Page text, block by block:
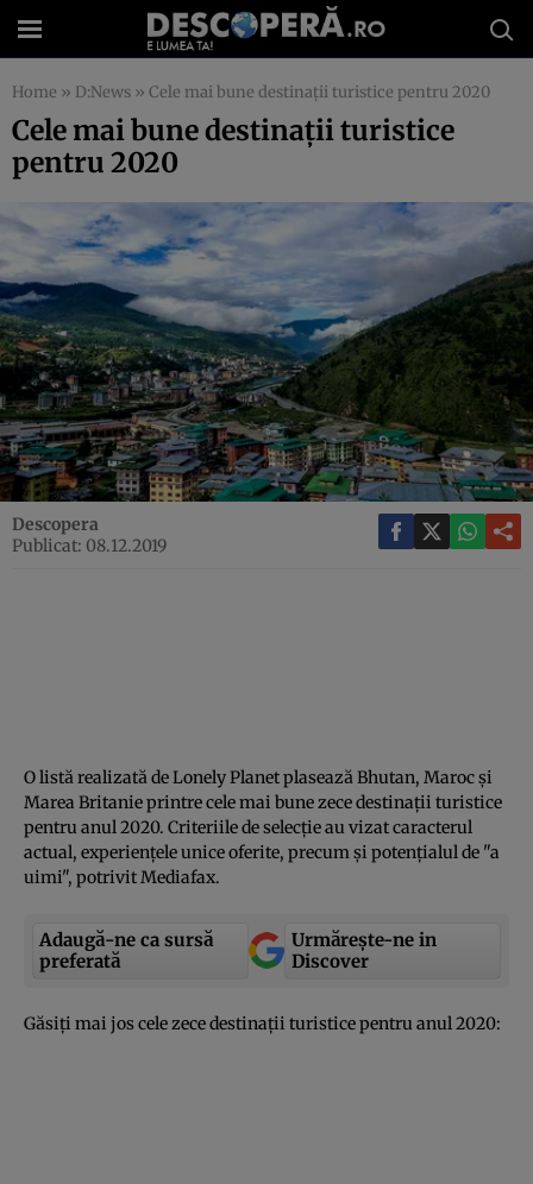
Home » D:News » Cele mai bune destinaţii turistice pentru 2020
Cele mai bune destinaţii turistice
pentru 2020
Descopera
Publicat: 08.12.2019
O listă realizată de Lonely Planet plasează Bhutan, Maroc şi
Marea Britanie printre cele mai bune zece destinaţii turistice
pentru anul 2020. Criteriile de selecţie au vizat caracterul
actual, experienţele unice oferite, precum şi potenţialul de "a
uimi", potrivit Mediafax.
Adaugă-ne ca sursă
preferată
Urmărește-ne in
Discover
Găsiţi mai jos cele zece destinaţii turistice pentru anul 2020: